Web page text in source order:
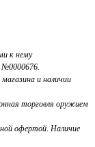
к нему
№0000676.
и наличии
торговля оружием
офертой. Наличие